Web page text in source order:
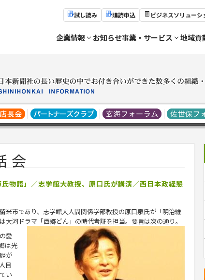
試し読み 購読申込 ビジネスソリューシ
企業情報 お知らせ事業・サービス 地域貢
物語」／志学館大教授、原口氏が講演／西日本政経懇
米市であり、志学館大人間関係学部教授の原口泉氏が「明治維
河ドラマ「西郷どん」の時代考証を担当。要旨は次の通り。
愛
は光
が
目
い